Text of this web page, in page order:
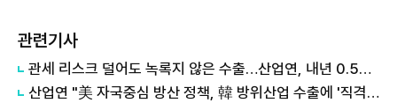
관련기사
관세 리스크 덜어도 녹록지 않은 수출…산업연, 내년 0.5% '역성장' 전망
산업연 "美 자국중심 방산 정책, 韓 방위산업 수출에 '직격탄'"